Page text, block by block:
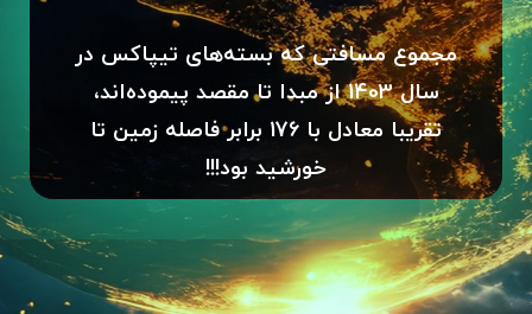
مجموع مسافتی که بسته‌های تیپاکس در
سال 1403 از مبدا تا مقصد پیموده‌اند،
تقریبا معادل با 176 برابر فاصله زمین تا
خورشید بود!!!